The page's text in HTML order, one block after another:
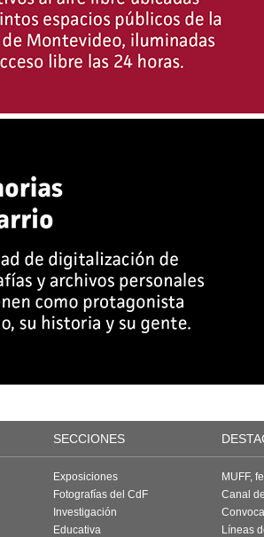
SECCIONES
Exposiciones
Fotografías del CdF
Investigación
Educativa
MUFF,
Canal
Líneas